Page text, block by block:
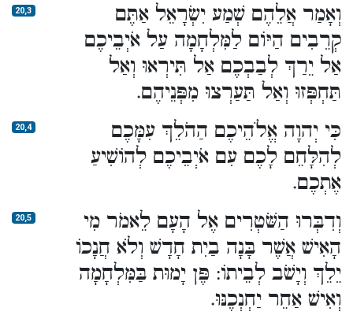
20,3
וְאָמַר אֲלֵהֶם שְׁמַע יִשְׂרָאֵל אַתֶּם
קְרֵבִים הַיּוֹם לַמִּלְחָמָה עַל אֹיְבֵיכֶם
אַל יֵרַךְ לְבַבְכֶם אַל תִּירְאוּ וְאַל
תַּחְפְּזוּ וְאַל תַּעַרְצוּ מִפְּנֵיהֶם.
20,4
כִּי יְהוָה אֱלֹהֵיכֶם הַהֹלֵךְ עִמָּכֶם
לְהִלָּחֵם לָכֶם עִם אֹיְבֵיכֶם לְהוֹשִׁיעַ
אֶתְכֶם.
20,5
וְדִבְּרוּ הַשֹּׁטְרִים אֶל הָעָם לֵאמֹר מִי
הָאִישׁ אֲשֶׁר בָּנָה בַיִת חָדָשׁ וְלֹא חֲנָכוֹ
יֵלֵךְ וְיָשֹׁב לְבֵיתוֹ: פֶּן יָמוּת בַּמִּלְחָמָה
וְאִישׁ אַחֵר יַחְנְכֶנּוּ.